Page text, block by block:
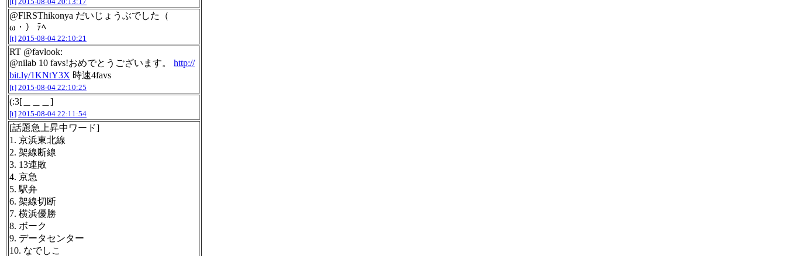
@FlRSThikonya だいじょうぶでした（ゝ
ω・） ﾃﾍ
[t] 2015-08-04 22:10:21
RT @favlook:
@nilab 10 favs!おめでとうございます。 http://
bit.ly/1KNtY3X 時速4favs
[t] 2015-08-04 22:10:25
(:3[＿＿＿]
[t] 2015-08-04 22:11:54
[話題急上昇中ワード]
1. 京浜東北線
2. 架線断線
3. 13連敗
4. 京急
5. 駅弁
6. 架線切断
7. 横浜優勝
8. ボーク
9. データセンター
10. なでしこ